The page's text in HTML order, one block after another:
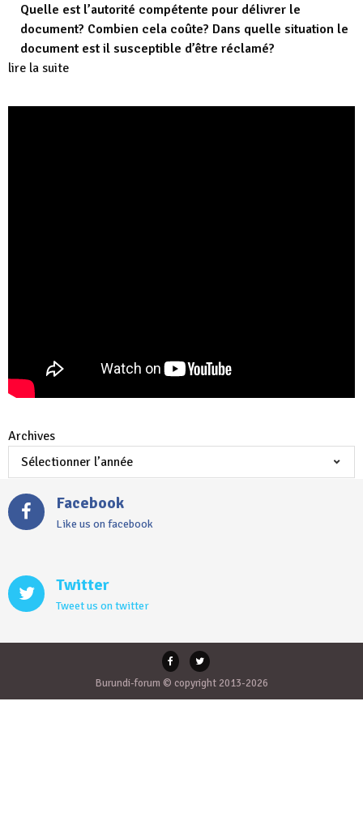
Quelle est l’autorité compétente pour délivrer le
document? Combien cela coûte? Dans quelle situation le
document est il susceptible d’être réclamé?
lire la suite
Archives
Facebook
Like us on facebook
Twitter
Tweet us on twitter
Burundi-forum © copyright 2013-2026